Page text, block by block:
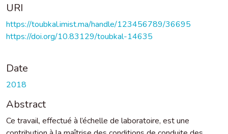
URI
https://toubkal.imist.ma/handle/123456789/36695
https://doi.org/10.83129/toubkal-14635
Date
2018
Abstract
Ce travail, effectué à l’échelle de laboratoire, est une